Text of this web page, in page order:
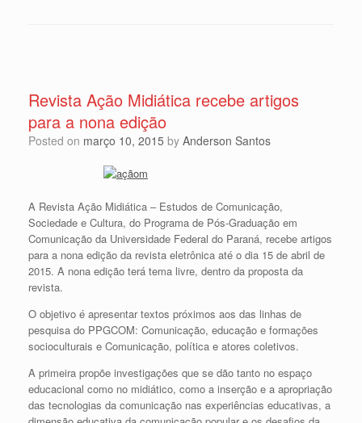
Revista Ação Midiática recebe artigos
para a nona edição
Posted on março 10, 2015 by Anderson Santos
A Revista Ação Midiática – Estudos de Comunicação,
Sociedade e Cultura, do Programa de Pós-Graduação em
Comunicação da Universidade Federal do Paraná, recebe artigos
para a nona edição da revista eletrônica até o dia 15 de abril de
2015. A nona edição terá tema livre, dentro da proposta da
revista.
O objetivo é apresentar textos próximos aos das linhas de
pesquisa do PPGCOM: Comunicação, educação e formações
socioculturais e Comunicação, política e atores coletivos.
A primeira propõe investigações que se dão tanto no espaço
educacional como no midiático, como a inserção e a apropriação
das tecnologias da comunicação nas experiências educativas, a